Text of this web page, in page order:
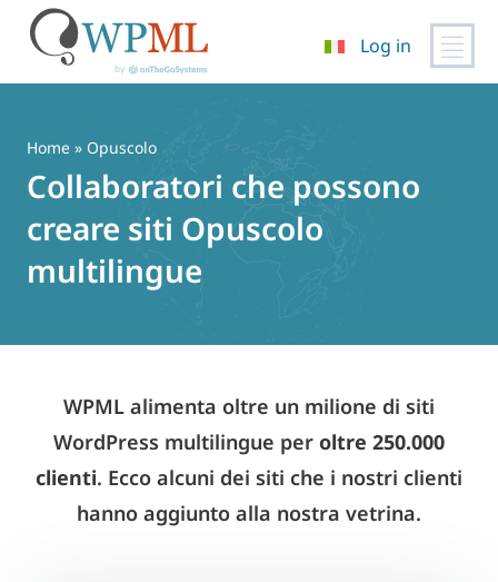
contenuto
Log in
Home » Opuscolo
Collaboratori che possono
creare siti Opuscolo
multilingue
WPML alimenta oltre un milione di siti
WordPress multilingue per oltre 250.000
clienti. Ecco alcuni dei siti che i nostri clienti
hanno aggiunto alla nostra vetrina.